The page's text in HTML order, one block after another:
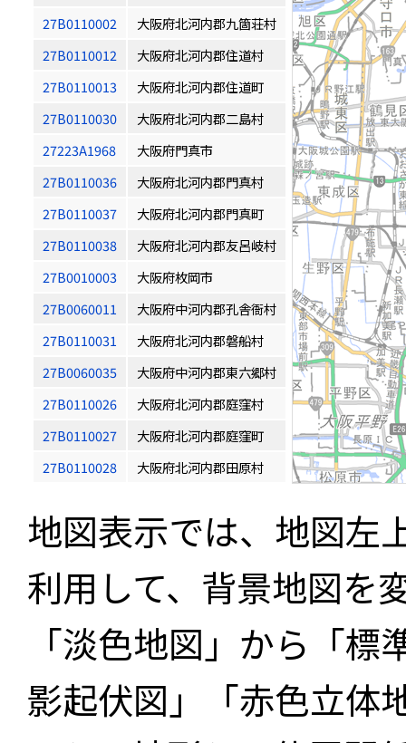
27B0110002
大阪府北河内郡九箇荘村
27B0110012
大阪府北河内郡住道村
27B0110013
大阪府北河内郡住道町
27B0110030
大阪府北河内郡二島村
27223A1968
大阪府門真市
27B0110036
大阪府北河内郡門真村
27B0110037
大阪府北河内郡門真町
27B0110038
大阪府北河内郡友呂岐村
27B0010003
大阪府枚岡市
27B0060011
大阪府中河内郡孔舎衙村
27B0110031
大阪府北河内郡磐船村
27B0060035
大阪府中河内郡東六郷村
27B0110026
大阪府北河内郡庭窪村
27B0110027
大阪府北河内郡庭窪町
27B0110028
大阪府北河内郡田原村
地図表示では、地図左
利用して、背景地図を
「淡色地図」から「
影起伏図」「赤色立体